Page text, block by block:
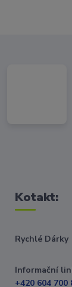
Kotakt:
Rychlé Dárky
Informační
+420 604 700